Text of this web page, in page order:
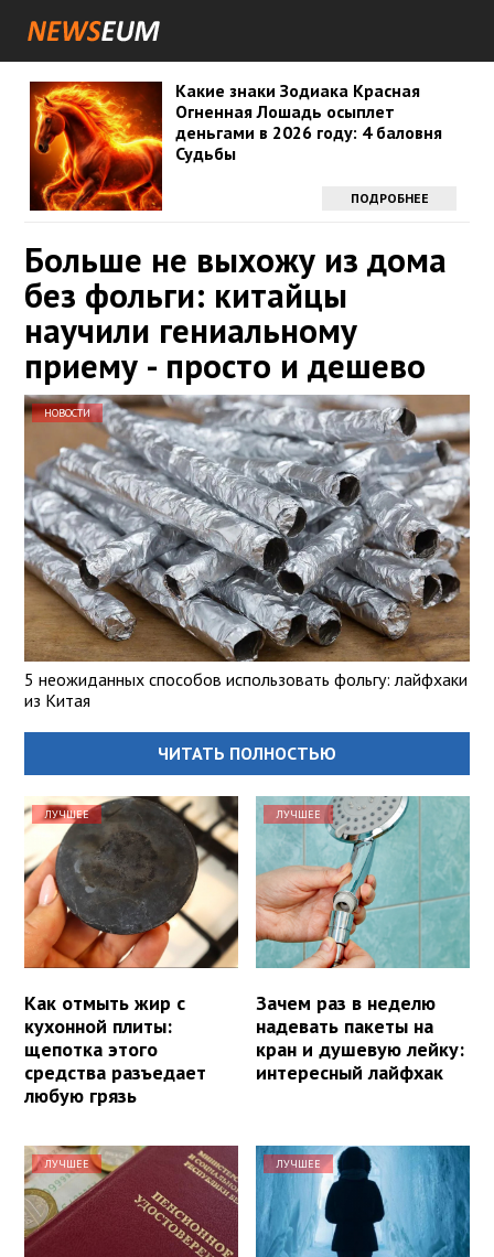
Какие знаки Зодиака Красная
Огненная Лошадь осыплет
деньгами в 2026 году: 4 баловня
Судьбы
ПОДРОБНЕЕ
Больше не выхожу из дома
без фольги: китайцы
научили гениальному
приему - просто и дешево
НОВОСТИ
5 неожиданных способов использовать фольгу: лайфхаки
из Китая
ЧИТАТЬ ПОЛНОСТЬЮ
ЛУЧШЕЕ
Как отмыть жир с
кухонной плиты:
щепотка этого
средства разъедает
любую грязь
ЛУЧШЕЕ
Зачем раз в неделю
надевать пакеты на
кран и душевую лейку:
интересный лайфхак
ЛУЧШЕЕ ЛУЧШЕЕ